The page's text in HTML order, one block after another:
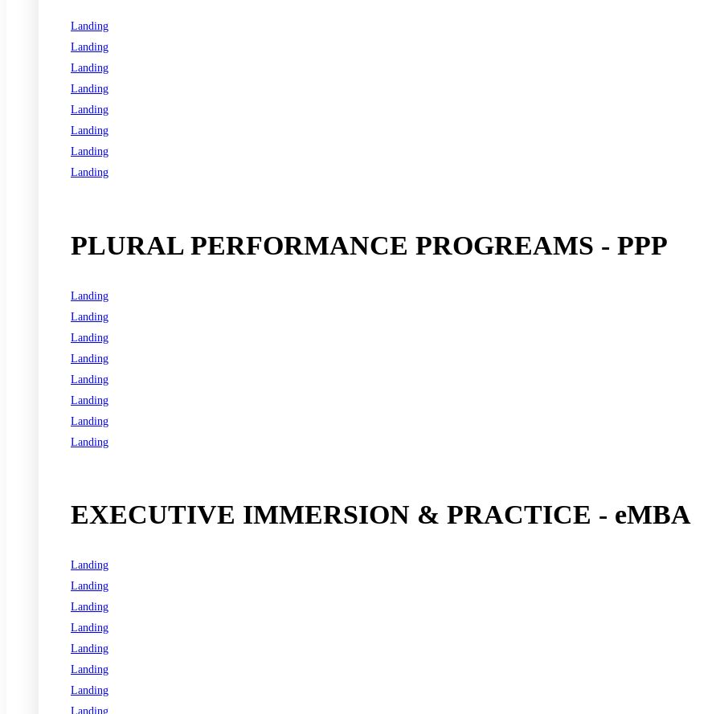
Landing
Landing
Landing
Landing
Landing
Landing
Landing
Landing
PLURAL PERFORMANCE PROGREAMS - PPP
Landing
Landing
Landing
Landing
Landing
Landing
Landing
Landing
EXECUTIVE IMMERSION & PRACTICE - eMBA
Landing
Landing
Landing
Landing
Landing
Landing
Landing
Landing